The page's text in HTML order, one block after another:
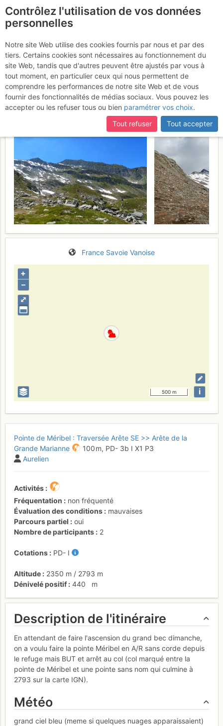
Pointe de Méribel :
Traversée Arête SE >>
Arête de la Grande
Marianne
Samedi 17 juin 2017
France Savoie Vanoise
⤢
+
–
500 m i
Pointe de Méribel : Traversée Arête SE >> Arête de la
Grande Marianne
100 m, PD- 3b I X1 P3
Aurelien
Activités
Fréquentation
non fréquenté
Évaluation des conditions
mauvaises
Parcours partiel
oui
Nombre de participants
2
Cotations PD- I
Altitude 2350 m / 2793 m
Dénivelé positif
440 m
Description de l'itinéraire
En attendant de faire l'ascension du grand bec dimanche,
on a voulu faire la pointe Méribel en A/R sans corde depuis
le refuge mais BUT et arrêt au col (col marqué entre la
pointe de Méribel et une pointe sans nom qui culmine à
2793 sur la carte IGN).
Météo
grand ciel bleu (meme si quelques nuages apparaissaient)
Contrôlez l'utilisation de vos données
personnelles
Notre site Web utilise des cookies fournis par nous et par des
tiers. Certains cookies sont nécessaires au fonctionnement du
site Web, tandis que d'autres peuvent être ajustés par vous à
tout moment, en particulier ceux qui nous permettent de
comprendre les performances de notre site Web et de vous
fournir des fonctionnalités de médias sociaux. Vous pouvez les
accepter ou les refuser tous ou bien paramétrer vos choix.
Tout refuser
Tout accepter